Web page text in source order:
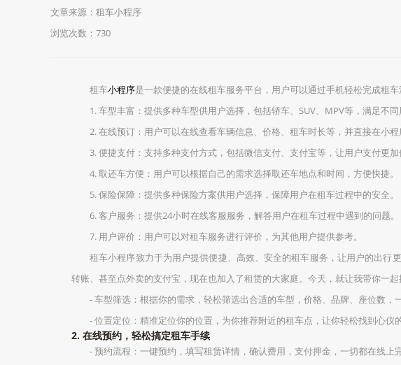
文章来源：租车小程序
浏览次数：730
租车小程序是一款便捷的在线租车服务平台，用户可以通过手机轻松完成租
1. 车型丰富：提供多种车型供用户选择，包括轿车、SUV、MPV等，满足不同
2. 在线预订：用户可以在线查看车辆信息、价格、租车时长等，并直接在小程
3. 便捷支付：支持多种支付方式，包括微信支付、支付宝等，让用户支付更加
4. 取还车方便：用户可以根据自己的需求选择取还车地点和时间，方便快捷。
5. 保险保障：提供多种保险方案供用户选择，保障用户在租车过程中的安全。
6. 客户服务：提供24小时在线客服服务，解答用户在租车过程中遇到的问题。
7. 用户评价：用户可以对租车服务进行评价，为其他用户提供参考。
租车小程序致力于为用户提供便捷、高效、安全的租车服务，让用户的出行
转账、甚至点外卖的支付宝，现在也加入了租赁的大家庭。今天，就让我带你一
- 车型筛选：根据你的需求，轻松筛选出合适的车型，价格、品牌、座位数，一
- 位置定位：精准定位你的位置，为你推荐附近的租车点，让你轻松找到心仪的
2. 在线预约，轻松搞定租车手续
- 预约流程：一键预约，填写租赁详情，确认费用，支付押金，一切都在线上完